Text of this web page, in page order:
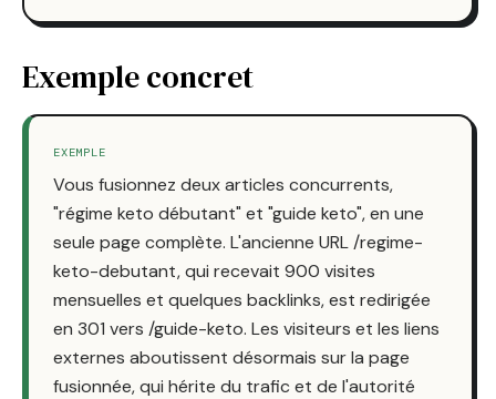
Exemple concret
EXEMPLE
Vous fusionnez deux articles concurrents,
"régime keto débutant" et "guide keto", en une
seule page complète. L'ancienne URL /regime-
keto-debutant, qui recevait 900 visites
mensuelles et quelques backlinks, est redirigée
en 301 vers /guide-keto. Les visiteurs et les liens
externes aboutissent désormais sur la page
fusionnée, qui hérite du trafic et de l'autorité